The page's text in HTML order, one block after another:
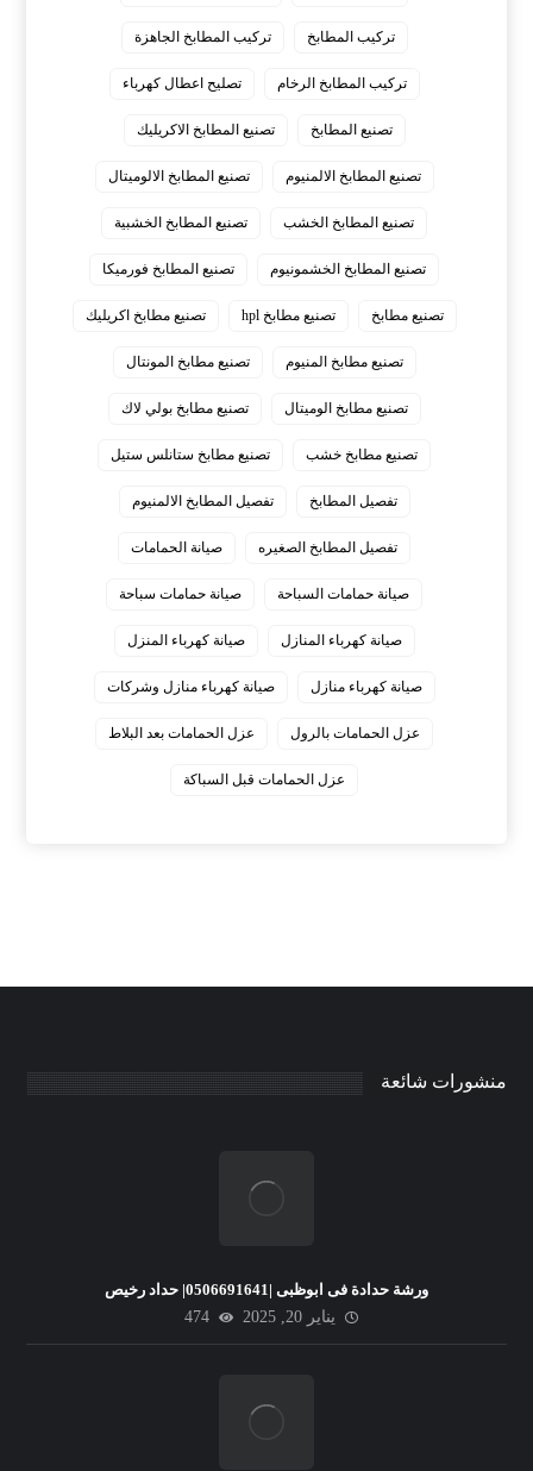
تركيب المطابخ تركيب المطابخ الجاهزة
تركيب المطابخ الرخام تصليح اعطال كهرباء
تصنيع المطابخ تصنيع المطابخ الاكريليك
تصنيع المطابخ الالمنيوم تصنيع المطابخ الالوميتال
تصنيع المطابخ الخشب تصنيع المطابخ الخشبية
تصنيع المطابخ الخشمونيوم تصنيع المطابخ فورميكا
تصنيع مطابخ تصنيع مطابخ hpl تصنيع مطابخ اكريليك
تصنيع مطابخ المنيوم تصنيع مطابخ المونتال
تصنيع مطابخ الوميتال تصنيع مطابخ بولي لاك
تصنيع مطابخ خشب تصنيع مطابخ ستانلس ستيل
تفصيل المطابخ تفصيل المطابخ الالمنيوم
تفصيل المطابخ الصغيره صيانة الحمامات
صيانة حمامات السباحة صيانة حمامات سباحة
صيانة كهرباء المنازل صيانة كهرباء المنزل
صيانة كهرباء منازل صيانة كهرباء منازل وشركات
عزل الحمامات بالرول عزل الحمامات بعد البلاط
عزل الحمامات قبل السباكة
منشورات شائعة
ورشة حدادة فى ابوظبى |0506691641| حداد رخيص
يناير 20, 2025
474